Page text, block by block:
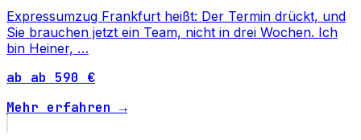
Expressumzug Frankfurt heißt: Der Termin drückt, und
Sie brauchen jetzt ein Team, nicht in drei Wochen. Ich
bin Heiner, …
ab ab 590 €
Mehr erfahren →